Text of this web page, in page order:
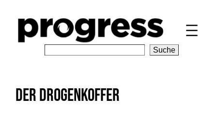
Inhalt
springen
c
h
Suche
Der Drogenkoffer